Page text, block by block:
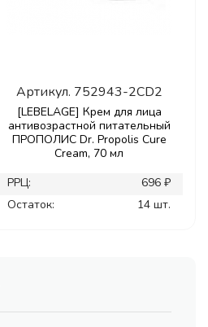
Артикул. 752943-2CD2
[LEBELAGE] Крем для лица
антивозрастной питательный
ПРОПОЛИС Dr. Propolis Cure
Cream, 70 мл
РРЦ:
696 ₽
Остаток:
14 шт.